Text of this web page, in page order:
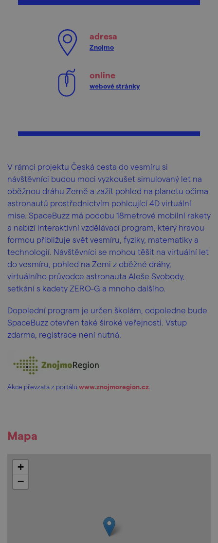
adresa
Znojmo
online
webové stránky
V rámci projektu Česká cesta do vesmíru si
návštěvníci budou moci vyzkoušet simulovaný let na
oběžnou dráhu Země a zažít pohled na planetu očima
astronautů prostřednictvím pohlcující 4D virtuální
mise. SpaceBuzz má podobu 18metrové mobilní rakety
a nabízí interaktivní vzdělávací program, který hravou
formou přibližuje svět vesmíru, fyziky, matematiky a
technologií. Návštěvníci se mohou těšit na virtuální let
do vesmíru, pohled na Zemi z oběžné dráhy,
virtuálního průvodce astronauta Aleše Svobody,
setkání s kadety ZERO-G a mnoho dalšího.
Dopolední program je určen školám, odpoledne bude
SpaceBuzz otevřen také široké veřejnosti. Vstup
zdarma, registrace není nutná.
Akce převzata z portálu www.znojmoregion.cz
Mapa
+
−